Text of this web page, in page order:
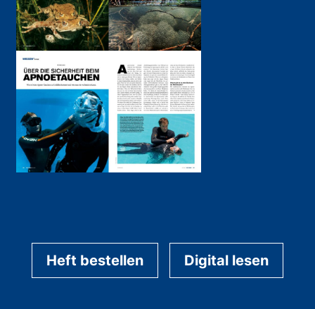
Heft bestellen Digital lesen